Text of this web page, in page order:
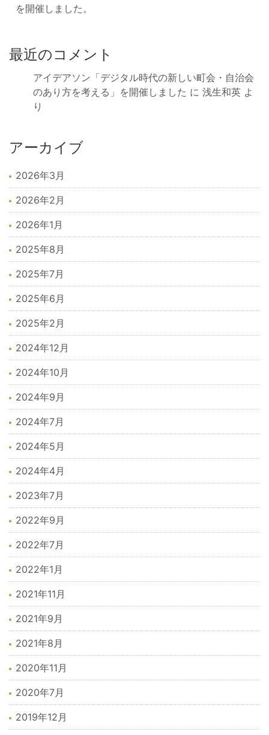
を開催しました。
最近のコメント
アイデアソン「デジタル時代の新しい町会・自治会
のあり方を考える」を開催しました に 浅生和英 よ
り
アーカイブ
2026年3月
2026年2月
2026年1月
2025年8月
2025年7月
2025年6月
2025年2月
2024年12月
2024年10月
2024年9月
2024年7月
2024年5月
2024年4月
2023年7月
2022年9月
2022年7月
2022年1月
2021年11月
2021年9月
2021年8月
2020年11月
2020年7月
2019年12月